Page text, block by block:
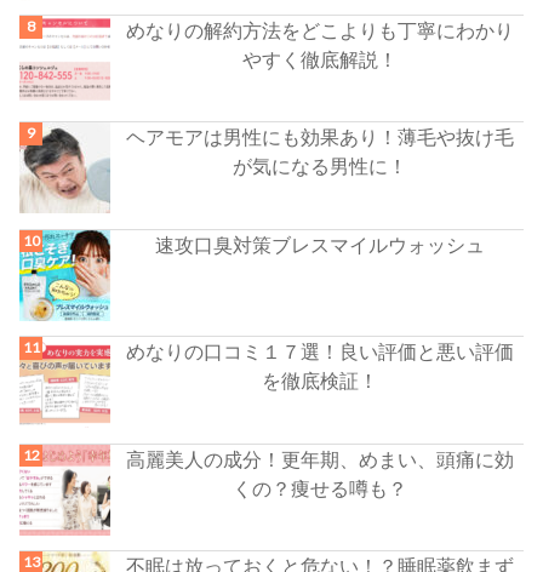
めなりの解約方法をどこよりも丁寧にわかり
やすく徹底解説！
ヘアモアは男性にも効果あり！薄毛や抜け毛
が気になる男性に！
速攻口臭対策ブレスマイルウォッシュ
めなりの口コミ１７選！良い評価と悪い評価
を徹底検証！
高麗美人の成分！更年期、めまい、頭痛に効
くの？痩せる噂も？
不眠は放っておくと危ない！？睡眠薬飲まず